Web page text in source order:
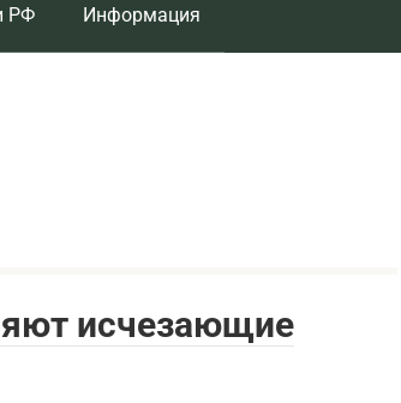
РФ Информация
исчезающие